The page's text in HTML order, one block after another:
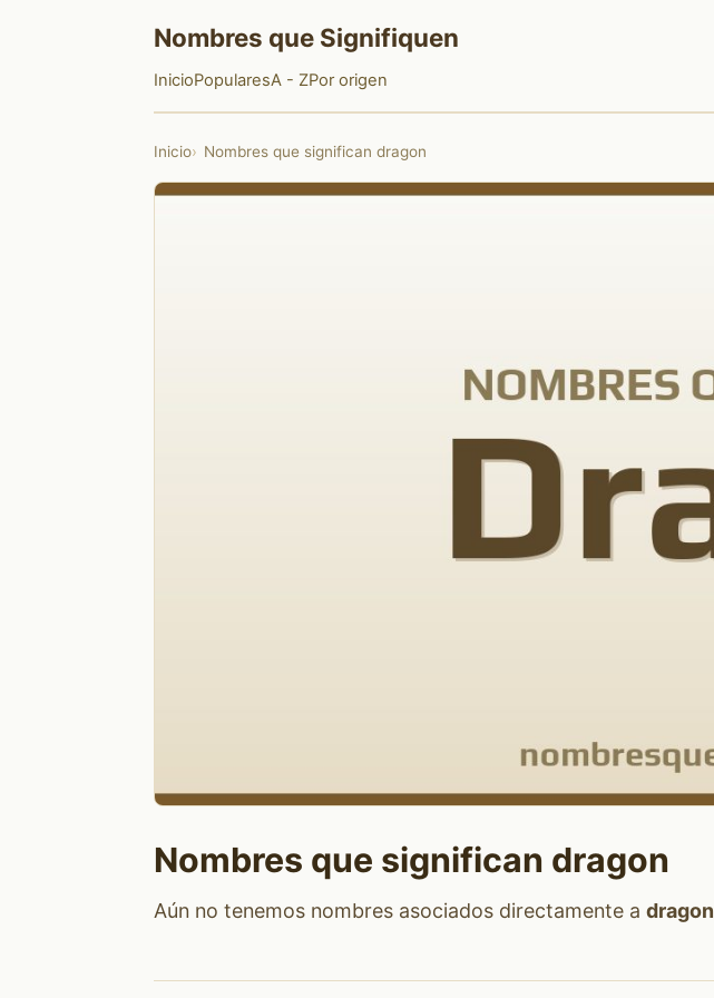
Nombres que Signifiquen
InicioPopularesA - ZPor origen
Inicio Nombres que significan dragon
Nombres que significan dragon
Aún no tenemos nombres asociados directamente a dragon